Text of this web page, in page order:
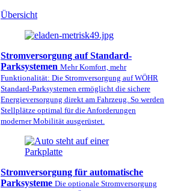
Übersicht
Stromversorgung auf Standard-
Parksystemen Mehr Komfort, mehr
Funktionalität: Die Stromversorgung auf WÖHR
Standard-Parksystemen ermöglicht die sichere
Energieversorgung direkt am Fahrzeug. So werden
Stellplätze optimal für die Anforderungen
moderner Mobilität ausgerüstet.
Stromversorgung für automatische
Parksysteme Die optionale Stromversorgung